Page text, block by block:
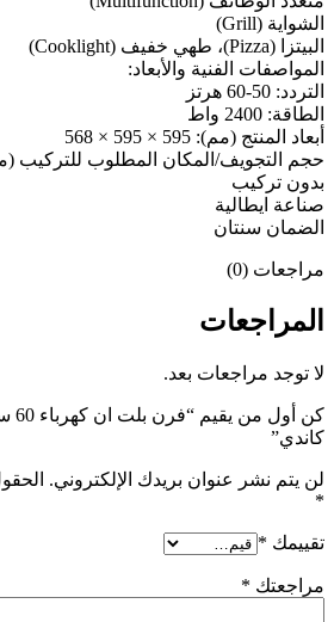
الشواية (Grill)
البيتزا (Pizza)، طهي خفيف (Cooklight)
المواصفات الفنية والأبعاد:
التردد: 50-60 هرتز
الطاقة: 2400 واط
أبعاد المنتج (مم): 595 × 595 × 568
حجم التجويف/المكان المطلوب للتركيب (مم): 590 × 560
بدون تركيب
صناعة ايطالية
الضمان سنتان
مراجعات (0)
المراجعات
لا توجد مراجعات بعد.
كاندي”
لن يتم نشر عنوان بريدك الإلكتروني.
*
تقييمك *
مراجعتك *